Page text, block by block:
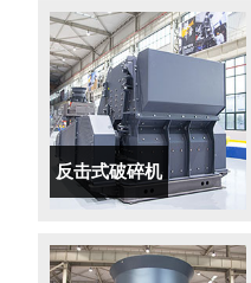
反击式破碎机